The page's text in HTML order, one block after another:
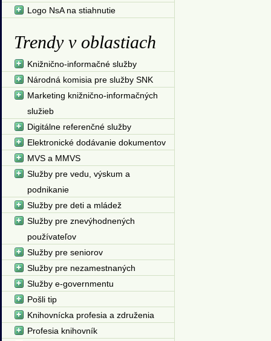
Logo NsA na stiahnutie
Trendy v oblastiach
Knižnično-informačné služby
Národná komisia pre služby SNK
Marketing knižnično-informačných
služieb
Digitálne referenčné služby
Elektronické dodávanie dokumentov
MVS a MMVS
Služby pre vedu, výskum a
podnikanie
Služby pre deti a mládež
Služby pre znevýhodnených
používateľov
Služby pre seniorov
Služby pre nezamestnaných
Služby e-governmentu
Pošli tip
Knihovnícka profesia a združenia
Profesia knihovník